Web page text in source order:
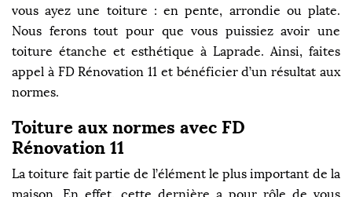
vous ayez une toiture : en pente, arrondie ou plate.
Nous ferons tout pour que vous puissiez avoir une
toiture étanche et esthétique à Laprade. Ainsi, faites
appel à FD Rénovation 11 et bénéficier d’un résultat aux
normes.
Toiture aux normes avec FD
Rénovation 11
La toiture fait partie de l’élément le plus important de la